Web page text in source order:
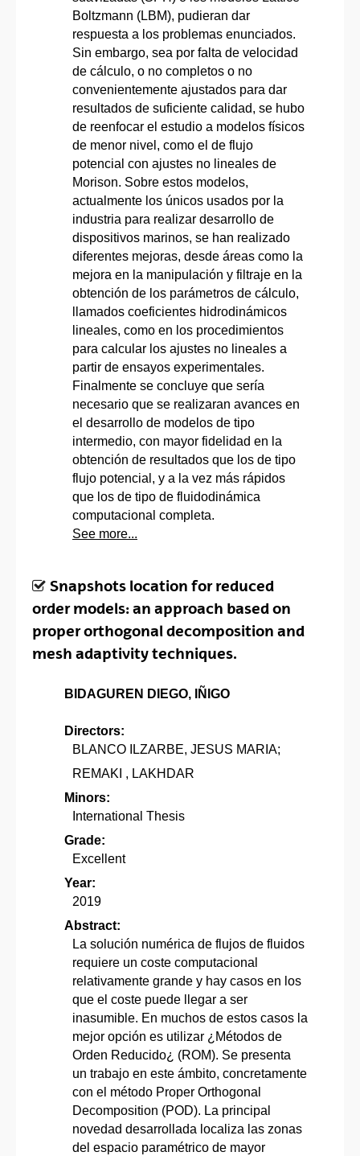
Boltzmann (LBM), pudieran dar
respuesta a los problemas enunciados.
Sin embargo, sea por falta de velocidad
de cálculo, o no completos o no
convenientemente ajustados para dar
resultados de suficiente calidad, se hubo
de reenfocar el estudio a modelos físicos
de menor nivel, como el de flujo
potencial con ajustes no lineales de
Morison. Sobre estos modelos,
actualmente los únicos usados por la
industria para realizar desarrollo de
dispositivos marinos, se han realizado
diferentes mejoras, desde áreas como la
mejora en la manipulación y filtraje en la
obtención de los parámetros de cálculo,
llamados coeficientes hidrodinámicos
lineales, como en los procedimientos
para calcular los ajustes no lineales a
partir de ensayos experimentales.
Finalmente se concluye que sería
necesario que se realizaran avances en
el desarrollo de modelos de tipo
intermedio, con mayor fidelidad en la
obtención de resultados que los de tipo
flujo potencial, y a la vez más rápidos
que los de tipo de fluidodinámica
computacional completa.
See more...
Snapshots location for reduced
order models: an approach based on
proper orthogonal decomposition and
mesh adaptivity techniques.
BIDAGUREN DIEGO, IÑIGO
Directors:
BLANCO ILZARBE, JESUS MARIA;
REMAKI , LAKHDAR
Minors:
International Thesis
Grade:
Excellent
Year:
2019
Abstract:
La solución numérica de flujos de fluidos
requiere un coste computacional
relativamente grande y hay casos en los
que el coste puede llegar a ser
inasumible. En muchos de estos casos la
mejor opción es utilizar ¿Métodos de
Orden Reducido¿ (ROM). Se presenta
un trabajo en este ámbito, concretamente
con el método Proper Orthogonal
Decomposition (POD). La principal
novedad desarrollada localiza las zonas
del espacio paramétrico de mayor